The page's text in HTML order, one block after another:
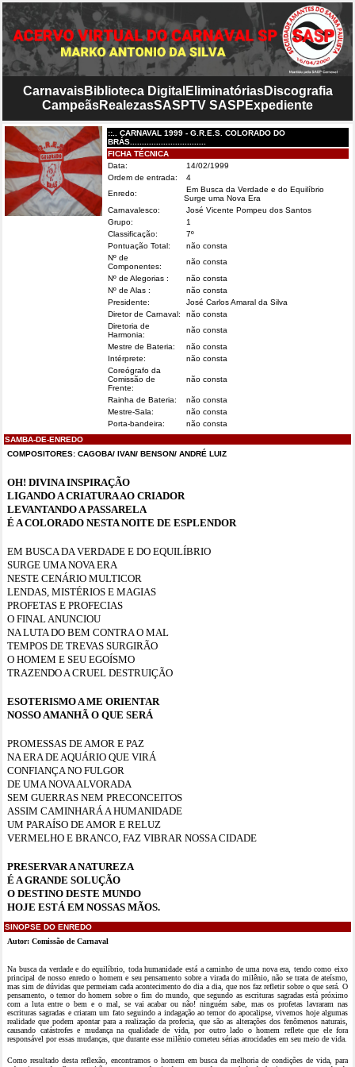
CarnavaisBiblioteca Digital EliminatóriasDiscografia
CampeãsRealezasSASPTV SASP Expediente
::.. CARNAVAL 1999 - G.R.E.S. COLORADO DO
BRÁS................................
FICHA TÉCNICA
Data:
14/02/1999
Ordem de entrada:
4
Enredo:
Em Busca da Verdade e do Equilíbrio
Surge uma Nova Era
Carnavalesco:
José Vicente Pompeu dos Santos
Grupo:
1
Classificação:
7º
Pontuação Total:
não consta
Nº de
Componentes:
não consta
Nº de Alegorias :
não consta
Nº de Alas :
não consta
Presidente:
José Carlos Amaral da Silva
Diretor de Carnaval:
não consta
Diretoria de
Harmonia:
não consta
Mestre de Bateria:
não consta
Intérprete:
não consta
Coreógrafo da
Comissão de
Frente:
não consta
Rainha de Bateria:
não consta
Mestre-Sala:
não consta
Porta-bandeira:
não consta
SAMBA-DE-ENREDO
COMPOSITORES: CAGOBA/ IVAN/ BENSON/ ANDRÉ LUIZ
OH! DIVINA INSPIRAÇÃO
LIGANDO A CRIATURA AO CRIADOR
LEVANTANDO A PASSARELA
É A COLORADO NESTA NOITE DE ESPLENDOR
EM BUSCA DA VERDADE E DO EQUILÍBRIO
SURGE UMA NOVA ERA
NESTE CENÁRIO MULTICOR
LENDAS, MISTÉRIOS E MAGIAS
PROFETAS E PROFECIAS
O FINAL ANUNCIOU
NA LUTA DO BEM CONTRA O MAL
TEMPOS DE TREVAS SURGIRÃO
O HOMEM E SEU EGOÍSMO
TRAZENDO A CRUEL DESTRUIÇÃO
ESOTERISMO A ME ORIENTAR
NOSSO AMANHÃ O QUE SERÁ
PROMESSAS DE AMOR E PAZ
NA ERA DE AQUÁRIO QUE VIRÁ
CONFIANÇA NO FULGOR
DE UMA NOVA ALVORADA
SEM GUERRAS NEM PRECONCEITOS
ASSIM CAMINHARÁ A HUMANIDADE
UM PARAÍSO DE AMOR E RELUZ
VERMELHO E BRANCO, FAZ VIBRAR NOSSA CIDADE
PRESERVAR A NATUREZA
É A GRANDE SOLUÇÃO
O DESTINO DESTE MUNDO
HOJE ESTÁ EM NOSSAS MÃOS.
SINOPSE DO ENREDO
Autor: Comissão de Carnaval
Na busca da verdade e do equilíbrio, toda humanidade está a caminho de uma nova era, tendo como eixo
principal de nosso enredo o homem e seu pensamento sobre a virada do milênio, não se trata de ateísmo,
mas sim de dúvidas que permeiam cada acontecimento do dia a dia, que nos faz refletir sobre o que será. O
pensamento, o temor do homem sobre o fim do mundo, que segundo as escrituras sagradas está próximo
com a luta entre o bem e o mal, se vai acabar ou não! ninguém sabe, mas os profetas lavraram nas
escrituras sagradas e criaram um fato seguindo a indagação ao temor do apocalipse, vivemos hoje algumas
realidade que podem apontar para a realização da profecia, que são as alterações dos fenômenos naturais,
causando catástrofes e mudança na qualidade de vida, por outro lado o homem reflete que ele fora
responsável por essas mudanças, que durante esse milênio cometeu sérias atrocidades em seu meio de vida.
Como resultado desta reflexão, encontramos o homem em busca da melhoria de condições de vida, para